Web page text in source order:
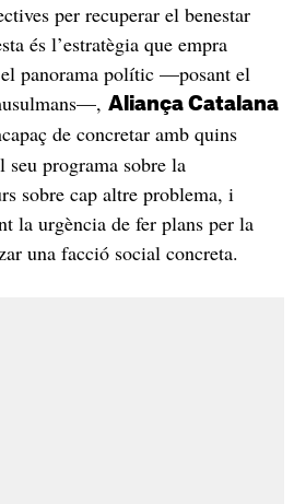
per recuperar el benestar
és l’estratègia que empra
panorama polític —posant el
Aliança Catalana
de concretar amb quins
programa sobre la
sobre cap altre problema, i
la urgència de fer plans per la
una facció social concreta.